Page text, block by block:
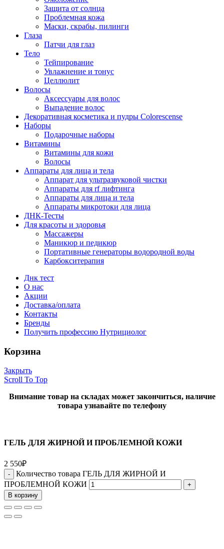
Защита от солнца
Проблемная кожа
Маски, скрабы, пилинги
Глаза
Патчи для глаз
Тело
Тейпирование
Увлажнение и тонус
Целлюлит
Волосы
Аксессуары для волос
Выпадение волос
Декоративная косметика и пудры Colorescense
Наборы
Подарочные наборы
Витамины
Витамины для кожи
Волосы
Аппараты для лица и тела
Аппарат для ультразвуковой чистки
Аппараты для rf лифтинга
Аппараты для лица и тела
Аппараты микротоки для лица
ДНК-Тесты
Для красоты и здоровья
Массажеры
Маникюр и педикюр
Портативные генераторы водородной воды
Карбокситерапия
Днк тест
О нас
Акции
Доставка/оплата
Контакты
Бренды
Получить профессию Нутрициолог
Корзина
Закрыть
Scroll To Top
Внимание товар на складах может закончиться, наличие
товара узнавайте по телефону
ГЕЛЬ ДЛЯ ЖИРНОЙ И ПРОБЛЕМНОЙ КОЖИ
2 550₽
Количество товара ГЕЛЬ ДЛЯ ЖИРНОЙ И
ПРОБЛЕМНОЙ КОЖИ
В корзину